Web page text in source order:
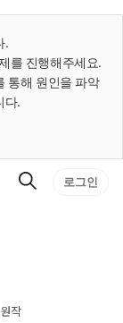
.
를 진행해주세요.
통해 원인을 파악
다.
검
로그인
원작